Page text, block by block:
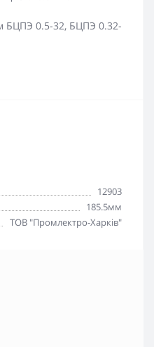
БЦПЭ 0.5-32, БЦПЭ 0.32-
12903
185.5мм
ТОВ "Промлектро-Харків"